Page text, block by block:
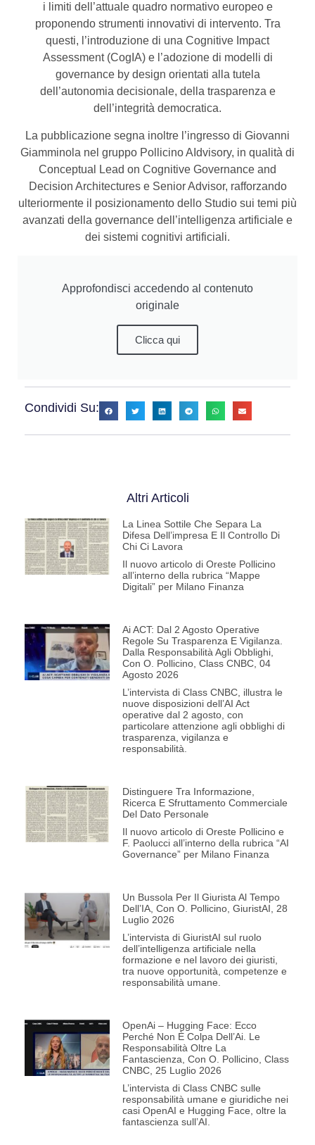
i limiti dell’attuale quadro normativo europeo e
proponendo strumenti innovativi di intervento. Tra
questi, l’introduzione di una Cognitive Impact
Assessment (CogIA) e l’adozione di modelli di
governance by design orientati alla tutela
dell’autonomia decisionale, della trasparenza e
dell’integrità democratica.
La pubblicazione segna inoltre l’ingresso di Giovanni
Giamminola nel gruppo Pollicino AIdvisory, in qualità di
Conceptual Lead on Cognitive Governance and
Decision Architectures e Senior Advisor, rafforzando
ulteriormente il posizionamento dello Studio sui temi più
avanzati della governance dell’intelligenza artificiale e
dei sistemi cognitivi artificiali.
Approfondisci accedendo al contenuto
originale
Clicca qui
Condividi Su:
Altri Articoli
La Linea Sottile Che Separa La
Difesa Dell’impresa E Il Controllo Di
Chi Ci Lavora
Il nuovo articolo di Oreste Pollicino
all’interno della rubrica “Mappe
Digitali” per Milano Finanza
Ai ACT: Dal 2 Agosto Operative
Regole Su Trasparenza E Vigilanza.
Dalla Responsabilità Agli Obblighi,
Con O. Pollicino, Class CNBC, 04
Agosto 2026
L’intervista di Class CNBC, illustra le
nuove disposizioni dell’AI Act
operative dal 2 agosto, con
particolare attenzione agli obblighi di
trasparenza, vigilanza e
responsabilità.
Distinguere Tra Informazione,
Ricerca E Sfruttamento Commerciale
Del Dato Personale
Il nuovo articolo di Oreste Pollicino e
F. Paolucci all’interno della rubrica “AI
Governance” per Milano Finanza
Un Bussola Per Il Giurista Al Tempo
Dell’IA, Con O. Pollicino, GiuristAI, 28
Luglio 2026
L’intervista di GiuristAI sul ruolo
dell’intelligenza artificiale nella
formazione e nel lavoro dei giuristi,
tra nuove opportunità, competenze e
responsabilità umane.
OpenAi – Hugging Face: Ecco
Perché Non È Colpa Dell’Ai. Le
Responsabilità Oltre La
Fantascienza, Con O. Pollicino, Class
CNBC, 25 Luglio 2026
L’intervista di Class CNBC sulle
responsabilità umane e giuridiche nei
casi OpenAI e Hugging Face, oltre la
fantascienza sull’AI.